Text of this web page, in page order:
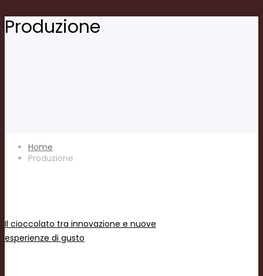
Produzione
Home
Produzione
Il cioccolato tra innovazione e nuove
esperienze di gusto